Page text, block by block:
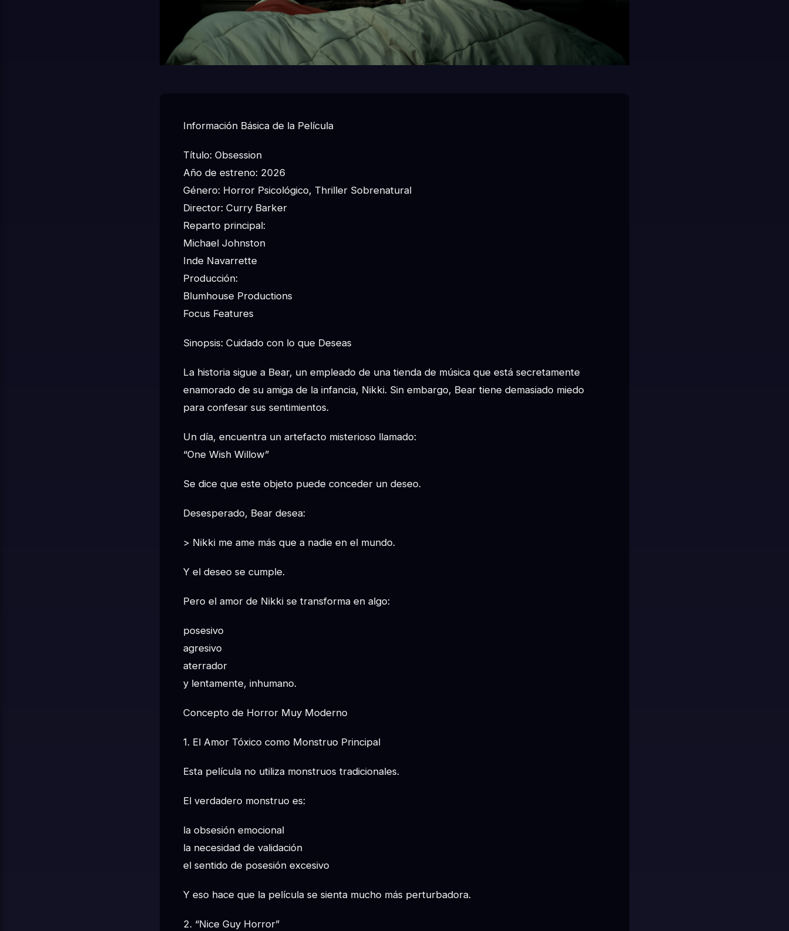
Información Básica de la Película
Título: Obsession
Año de estreno: 2026
Género: Horror Psicológico, Thriller Sobrenatural
Director: Curry Barker
Reparto principal:
Michael Johnston
Inde Navarrette
Producción:
Blumhouse Productions
Focus Features
Sinopsis: Cuidado con lo que Deseas
La historia sigue a Bear, un empleado de una tienda de música que está secretamente
enamorado de su amiga de la infancia, Nikki. Sin embargo, Bear tiene demasiado miedo
para confesar sus sentimientos.
Un día, encuentra un artefacto misterioso llamado:
“One Wish Willow”
Se dice que este objeto puede conceder un deseo.
Desesperado, Bear desea:
> Nikki me ame más que a nadie en el mundo.
Y el deseo se cumple.
Pero el amor de Nikki se transforma en algo:
posesivo
agresivo
aterrador
y lentamente, inhumano.
Concepto de Horror Muy Moderno
1. El Amor Tóxico como Monstruo Principal
Esta película no utiliza monstruos tradicionales.
El verdadero monstruo es:
la obsesión emocional
la necesidad de validación
el sentido de posesión excesivo
Y eso hace que la película se sienta mucho más perturbadora.
2. “Nice Guy Horror”